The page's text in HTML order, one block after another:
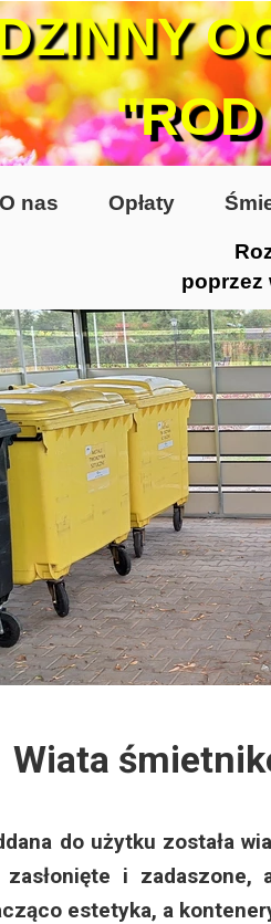
poprzez
lata 80-te
70-te, 80-te
2005
2006
2012
2013
2013
2014
2015
2019
O nas Opłaty
Wiata
do użytku została
i zadaszone,
estetyka, a